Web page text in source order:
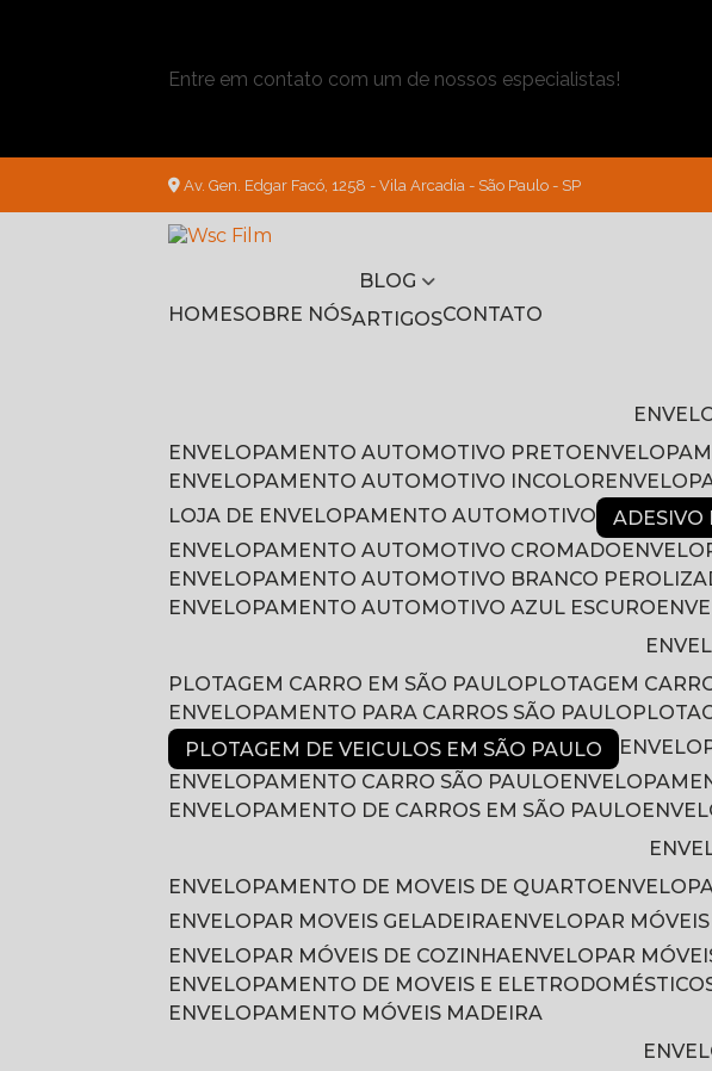
Entre em contato com um de nossos especialistas!
Av. Gen. Edgar Facó, 1258 - Vila Arcadia - São Paulo - SP
HOME SOBRE NÓS
BLOG
ARTIGOS
CONTATO
ENVELOPAMENTO AUTOMOTIVO PRETO
ENVELOPAMENTO AUTOMOTIVO INCOLOR
LOJA DE ENVELOPAMENTO AUTOMOTIVO
ENVELOPAMENTO AUTOMOTIVO CROMADO
ENVELOPAMENTO AUTOMOTIVO BRANCO
ENVELOPAMENTO AUTOMOTIVO AZUL ESCURO
PLOTAGEM CARRO EM SÃO PAULO
PLOTAGEM
ENVELOPAMENTO PARA CARROS SÃO PAULO
PLOTAGEM DE VEICULOS EM SÃO PAULO
ENVELOPAMENTO CARRO SÃO PAULO
ENVELOPAMENTO DE CARROS EM SÃO PAULO
ENVELOPAMENTO DE MOVEIS DE QUARTO
ENVELOPAR MOVEIS GELADEIRA
ENVELOPAR
ENVELOPAR MÓVEIS DE COZINHA
ENVELOPAR
ENVELOPAMENTO DE MOVEIS E
ENVELOPAMENTO MÓVEIS MADEIRA